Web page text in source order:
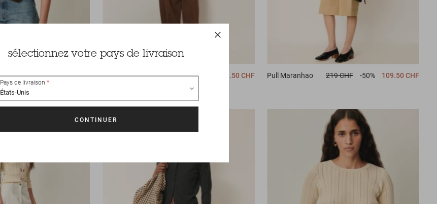
169 CHF -50%
PullHorizonte 219 CHF -50% 109.50 CHF Pull Maranhao 219 CHF -50% 109.50 CHF
sélectionnez votre pays de livraison
Pays de livraison